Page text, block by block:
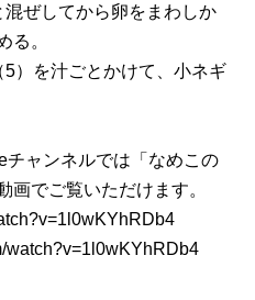
混ぜしてから卵をまわしか
る。
5）を汁ごとかけて、小ネギ
チャンネルでは「なめこの
画でご覧いただけます。
watch?v=1l0wKYhRDb4